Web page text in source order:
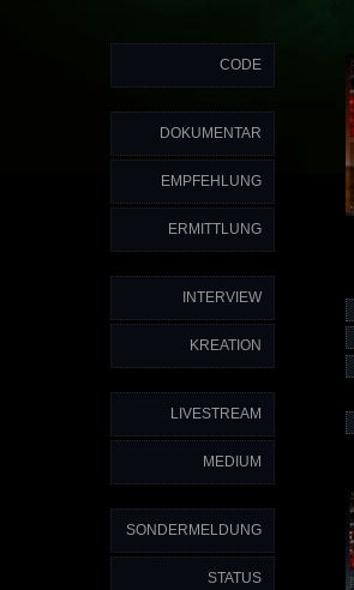
CODE
DOKUMENTAR
EMPFEHLUNG
ERMITTLUNG
INTERVIEW
KREATION
LIVESTREAM
MEDIUM
SONDERMELDUNG
STATUS